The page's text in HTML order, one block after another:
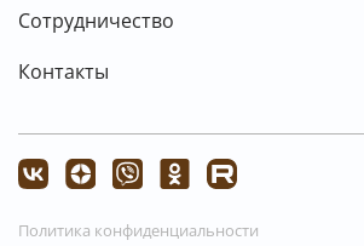
Сотрудничество
Контакты
Политика конфиденциальности